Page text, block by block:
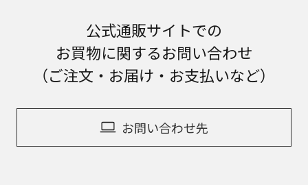
公式通販サイトでの
お買物に関するお問い合わせ
（ご注文・お届け・お支払いなど）
お問い合わせ先